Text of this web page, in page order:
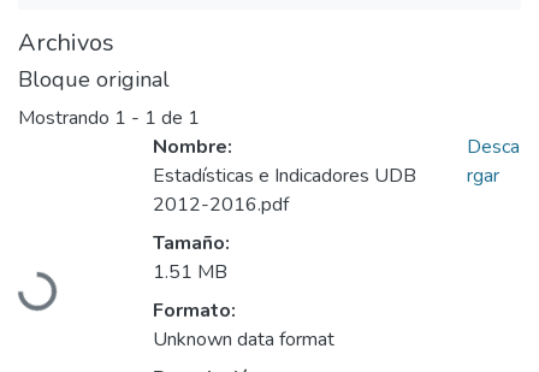
Archivos
Bloque original
Mostrando 1 - 1 de 1
Cargando...
Nombre:
Estadísticas e Indicadores UDB
2012-2016.pdf
Tamaño:
1.51 MB
Formato:
Unknown data format
Desca
rgar